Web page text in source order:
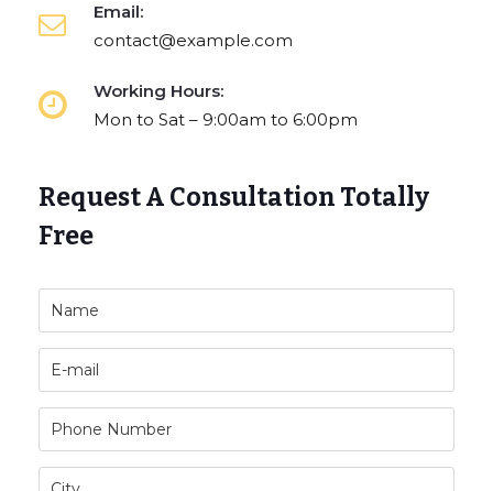
Email:
contact@example.com
Working Hours:
Mon to Sat – 9:00am to 6:00pm
Request A Consultation Totally
Free